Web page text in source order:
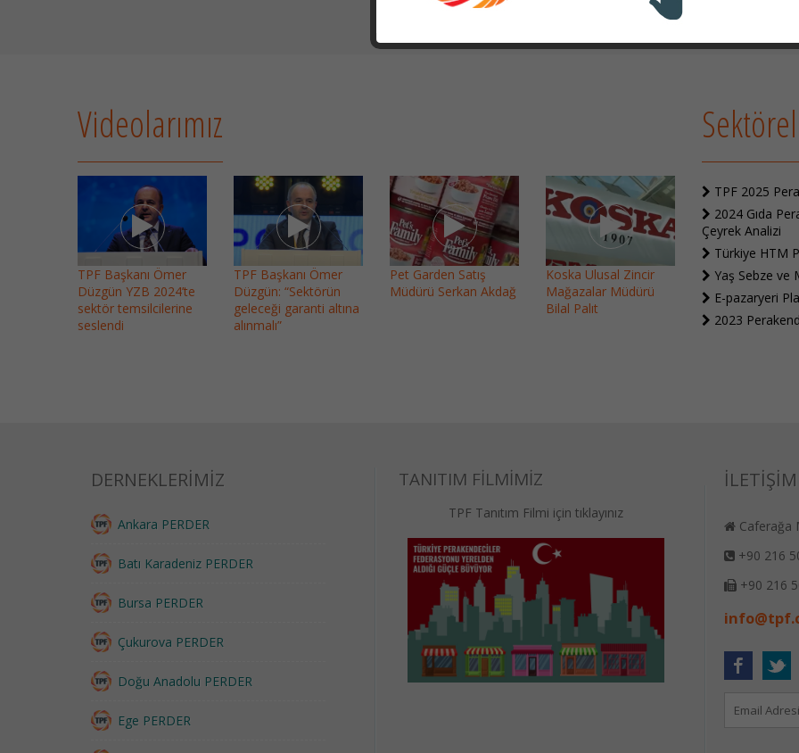
Videolarımız
TPF Başkanı Ömer
Düzgün YZB 2024’te
sektör temsilcilerine
seslendi
TPF Başkanı Ömer
Düzgün: “Sektörün
geleceği garanti altına
alınmalı”
Pet Garden Satış
Müdürü Serkan Akdağ
Koska Ulusal Zincir
Mağazalar Müdürü
Bilal Palıt
TPF 2025
2024 Gıda
Çeyrek Analizi
Türkiye HTM
Yaş Sebze ve
E-pazaryeri
2023
DERNEKLERİMİZ
Ankara PERDER
Batı Karadeniz PERDER
Bursa PERDER
Çukurova PERDER
Doğu Anadolu PERDER
Ege PERDER
TANITIM FİLMİMİZ
TPF Tanıtım Filmi için tıklayınız
İLETİŞİM
Caferağa
+90 216
+90 216